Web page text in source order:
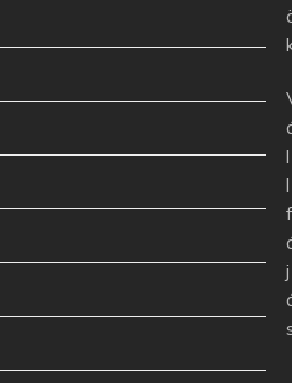
l
l
j